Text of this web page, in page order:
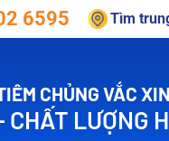
6595 Tìm
CHỦNG VẮC
LƯỢNG